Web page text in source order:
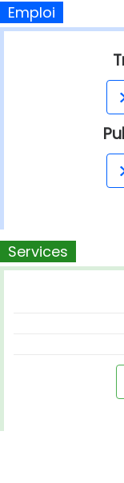
Emploi
Services